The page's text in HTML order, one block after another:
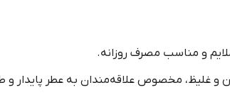
و مناسب مصرف روزانه.
و غلیظ، مخصوص علاقه‌مندان به عطر پایدار و